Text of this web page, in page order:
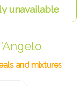
and mixtures